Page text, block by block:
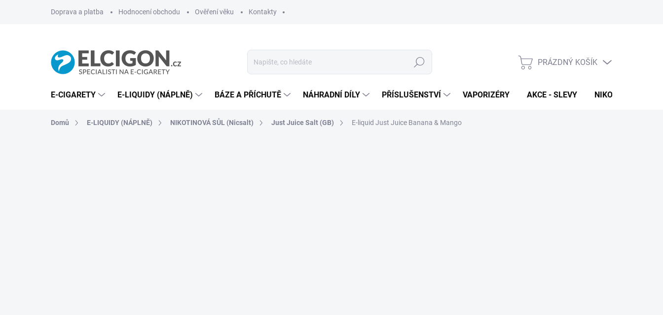
Doprava a platba Hodnocení obchodu Ověření věku Kontakty
Hledat
NÁKUPNÍ
PRÁZDNÝ KOŠÍK
E-CIGARETY E-LIQUIDY (NÁPLNĚ) BÁZE A PŘÍCHUTĚ NÁHRADNÍ DÍLY PŘÍSLUŠENSTVÍ VAPORIZÉRY AKCE - SLEVY NIKOTINOVÉ
Domů E-LIQUIDY (NÁPLNĚ) NIKOTINOVÁ SŮL (Nicsalt) Just Juice Salt (GB) E-liquid Just Juice Banana & Mango